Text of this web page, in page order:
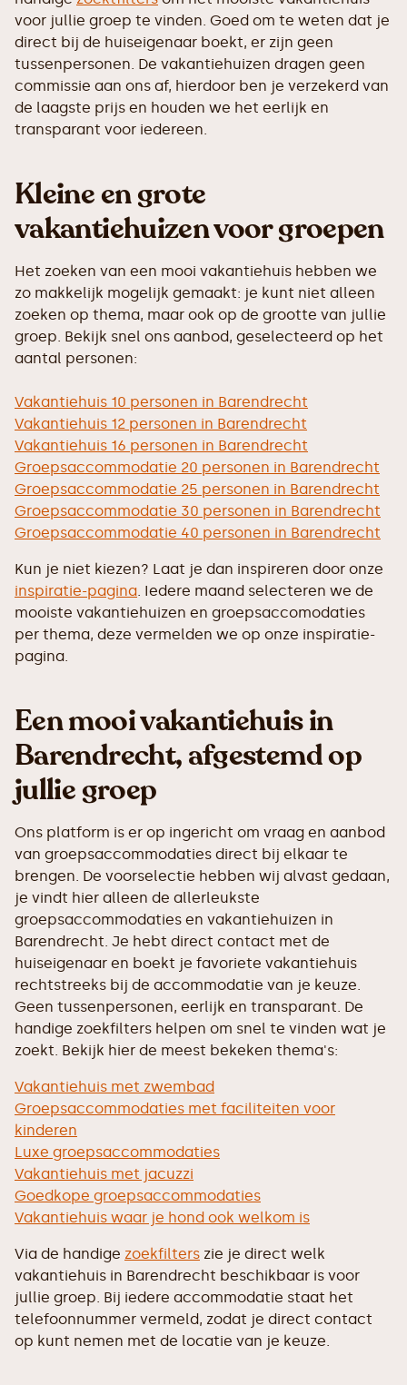
voor jullie groep te vinden. Goed om te weten dat je
direct bij de huiseigenaar boekt, er zijn geen
tussenpersonen. De vakantiehuizen dragen geen
commissie aan ons af, hierdoor ben je verzekerd van
de laagste prijs en houden we het eerlijk en
transparant voor iedereen.
Kleine en grote
vakantiehuizen voor groepen
Het zoeken van een mooi vakantiehuis hebben we
zo makkelijk mogelijk gemaakt: je kunt niet alleen
zoeken op thema, maar ook op de grootte van jullie
groep. Bekijk snel ons aanbod, geselecteerd op het
aantal personen:
Vakantiehuis 10 personen in Barendrecht
Vakantiehuis 12 personen in Barendrecht
Vakantiehuis 16 personen in Barendrecht
Groepsaccommodatie 20 personen in Barendrecht
Groepsaccommodatie 25 personen in Barendrecht
Groepsaccommodatie 30 personen in Barendrecht
Groepsaccommodatie 40 personen in Barendrecht
Kun je niet kiezen? Laat je dan inspireren door onze
inspiratie-pagina. Iedere maand selecteren we de
mooiste vakantiehuizen en groepsaccomodaties
per thema, deze vermelden we op onze inspiratie-
pagina.
Een mooi vakantiehuis in
Barendrecht, afgestemd op
jullie groep
Ons platform is er op ingericht om vraag en aanbod
van groepsaccommodaties direct bij elkaar te
brengen. De voorselectie hebben wij alvast gedaan,
je vindt hier alleen de allerleukste
groepsaccommodaties en vakantiehuizen in
Barendrecht. Je hebt direct contact met de
huiseigenaar en boekt je favoriete vakantiehuis
rechtstreeks bij de accommodatie van je keuze.
Geen tussenpersonen, eerlijk en transparant. De
handige zoekfilters helpen om snel te vinden wat je
zoekt. Bekijk hier de meest bekeken thema's:
Vakantiehuis met zwembad
Groepsaccommodaties met faciliteiten voor
kinderen
Luxe groepsaccommodaties
Vakantiehuis met jacuzzi
Goedkope groepsaccommodaties
Vakantiehuis waar je hond ook welkom is
Via de handige zoekfilters zie je direct welk
vakantiehuis in Barendrecht beschikbaar is voor
jullie groep. Bij iedere accommodatie staat het
telefoonnummer vermeld, zodat je direct contact
op kunt nemen met de locatie van je keuze.